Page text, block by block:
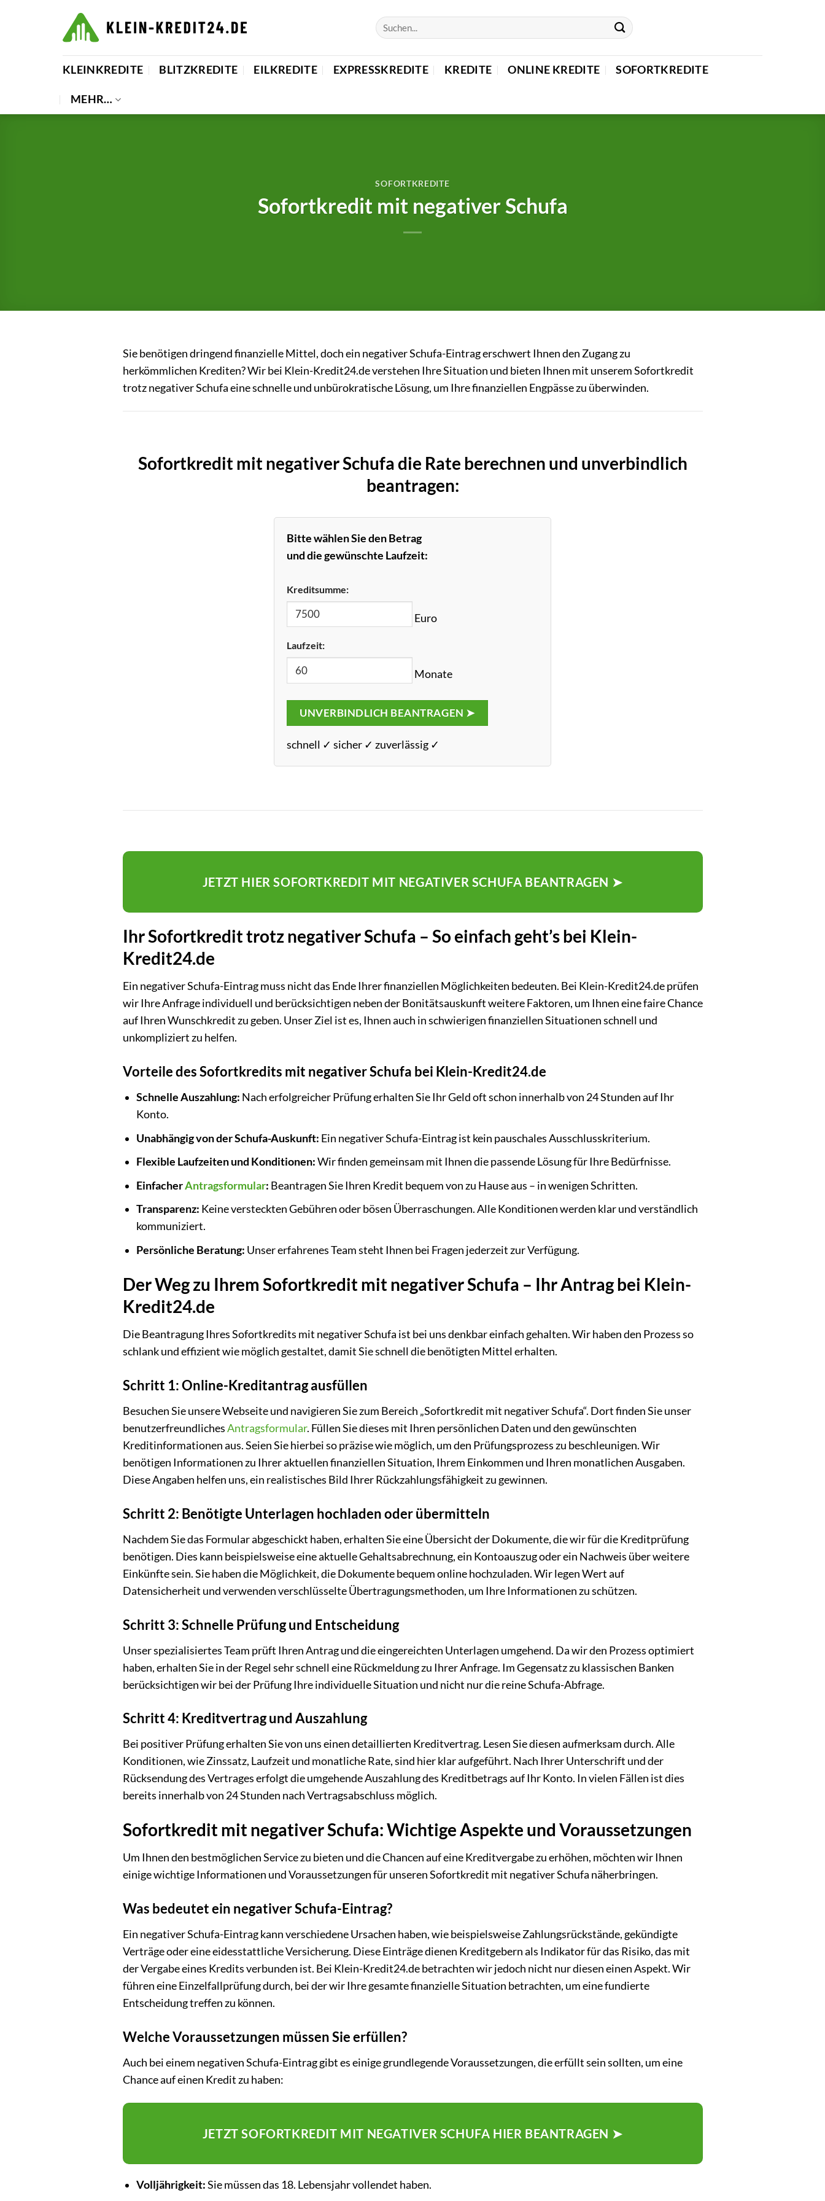
KLEINKREDITE BLITZKREDITE EILKREDITE EXPRESSKREDITE KREDITE ONLINE KREDITE SOFORTKREDITE
MEHR…
SOFORTKREDITE
Sofortkredit mit negativer Schufa
Sie benötigen dringend finanzielle Mittel, doch ein negativer Schufa-Eintrag erschwert Ihnen den Zugang zu
herkömmlichen Krediten? Wir bei Klein-Kredit24.de verstehen Ihre Situation und bieten Ihnen mit unserem Sofortkredit
trotz negativer Schufa eine schnelle und unbürokratische Lösung, um Ihre finanziellen Engpässe zu überwinden.
Sofortkredit mit negativer Schufa die Rate berechnen und unverbindlich
beantragen:
Bitte wählen Sie den Betrag
und die gewünschte Laufzeit:
Kreditsumme:
Euro
Laufzeit:
Monate
UNVERBINDLICH BEANTRAGEN ➤
schnell ✓ sicher ✓ zuverlässig ✓
JETZT HIER SOFORTKREDIT MIT NEGATIVER SCHUFA BEANTRAGEN ➤
Ihr Sofortkredit trotz negativer Schufa – So einfach geht’s bei Klein-
Kredit24.de
Ein negativer Schufa-Eintrag muss nicht das Ende Ihrer finanziellen Möglichkeiten bedeuten. Bei Klein-Kredit24.de prüfen
wir Ihre Anfrage individuell und berücksichtigen neben der Bonitätsauskunft weitere Faktoren, um Ihnen eine faire Chance
auf Ihren Wunschkredit zu geben. Unser Ziel ist es, Ihnen auch in schwierigen finanziellen Situationen schnell und
unkompliziert zu helfen.
Vorteile des Sofortkredits mit negativer Schufa bei Klein-Kredit24.de
Schnelle Auszahlung: Nach erfolgreicher Prüfung erhalten Sie Ihr Geld oft schon innerhalb von 24 Stunden auf Ihr
Konto.
Unabhängig von der Schufa-Auskunft: Ein negativer Schufa-Eintrag ist kein pauschales Ausschlusskriterium.
Flexible Laufzeiten und Konditionen:Wir finden gemeinsam mit Ihnen die passende Lösung für Ihre Bedürfnisse.
EinfacherAntragsformular: Beantragen Sie Ihren Kredit bequem von zu Hause aus – in wenigen Schritten.
Transparenz: Keine versteckten Gebühren oder bösen Überraschungen. Alle Konditionen werden klar und verständlich
kommuniziert.
Persönliche Beratung: Unser erfahrenes Team steht Ihnen bei Fragen jederzeit zur Verfügung.
Der Weg zu Ihrem Sofortkredit mit negativer Schufa – Ihr Antrag bei Klein-
Kredit24.de
Die Beantragung Ihres Sofortkredits mit negativer Schufa ist bei uns denkbar einfach gehalten. Wir haben den Prozess so
schlank und effizient wie möglich gestaltet, damit Sie schnell die benötigten Mittel erhalten.
Schritt 1: Online-Kreditantrag ausfüllen
Besuchen Sie unsere Webseite und navigieren Sie zum Bereich „Sofortkredit mit negativer Schufa“. Dort finden Sie unser
benutzerfreundlichesAntragsformular. Füllen Sie dieses mit Ihren persönlichen Daten und den gewünschten
Kreditinformationen aus. Seien Sie hierbei so präzise wie möglich, um den Prüfungsprozess zu beschleunigen. Wir
benötigen Informationen zu Ihrer aktuellen finanziellen Situation, Ihrem Einkommen und Ihren monatlichen Ausgaben.
Diese Angaben helfen uns, ein realistisches Bild Ihrer Rückzahlungsfähigkeit zu gewinnen.
Schritt 2: Benötigte Unterlagen hochladen oder übermitteln
Nachdem Sie das Formular abgeschickt haben, erhalten Sie eine Übersicht der Dokumente, die wir für die Kreditprüfung
benötigen. Dies kann beispielsweise eine aktuelle Gehaltsabrechnung, ein Kontoauszug oder ein Nachweis über weitere
Einkünfte sein. Sie haben die Möglichkeit, die Dokumente bequem online hochzuladen. Wir legen Wert auf
Datensicherheit und verwenden verschlüsselte Übertragungsmethoden, um Ihre Informationen zu schützen.
Schritt 3: Schnelle Prüfung und Entscheidung
Unser spezialisiertes Team prüft Ihren Antrag und die eingereichten Unterlagen umgehend. Da wir den Prozess optimiert
haben, erhalten Sie in der Regel sehr schnell eine Rückmeldung zu Ihrer Anfrage. Im Gegensatz zu klassischen Banken
berücksichtigen wir bei der Prüfung Ihre individuelle Situation und nicht nur die reine Schufa-Abfrage.
Schritt 4: Kreditvertrag und Auszahlung
Bei positiver Prüfung erhalten Sie von uns einen detaillierten Kreditvertrag. Lesen Sie diesen aufmerksam durch. Alle
Konditionen, wie Zinssatz, Laufzeit und monatliche Rate, sind hier klar aufgeführt. Nach Ihrer Unterschrift und der
Rücksendung des Vertrages erfolgt die umgehende Auszahlung des Kreditbetrags auf Ihr Konto. In vielen Fällen ist dies
bereits innerhalb von 24 Stunden nach Vertragsabschluss möglich.
Sofortkredit mit negativer Schufa: Wichtige Aspekte und Voraussetzungen
Um Ihnen den bestmöglichen Service zu bieten und die Chancen auf eine Kreditvergabe zu erhöhen, möchten wir Ihnen
einige wichtige Informationen und Voraussetzungen für unseren Sofortkredit mit negativer Schufa näherbringen.
Was bedeutet ein negativer Schufa-Eintrag?
Ein negativer Schufa-Eintrag kann verschiedene Ursachen haben, wie beispielsweise Zahlungsrückstände, gekündigte
Verträge oder eine eidesstattliche Versicherung. Diese Einträge dienen Kreditgebern als Indikator für das Risiko, das mit
der Vergabe eines Kredits verbunden ist. Bei Klein-Kredit24.de betrachten wir jedoch nicht nur diesen einen Aspekt. Wir
führen eine Einzelfallprüfung durch, bei der wir Ihre gesamte finanzielle Situation betrachten, um eine fundierte
Entscheidung treffen zu können.
Welche Voraussetzungen müssen Sie erfüllen?
Auch bei einem negativen Schufa-Eintrag gibt es einige grundlegende Voraussetzungen, die erfüllt sein sollten, um eine
Chance auf einen Kredit zu haben:
JETZT SOFORTKREDIT MIT NEGATIVER SCHUFA HIER BEANTRAGEN ➤
Volljährigkeit:Sie müssen das 18. Lebensjahr vollendet haben.